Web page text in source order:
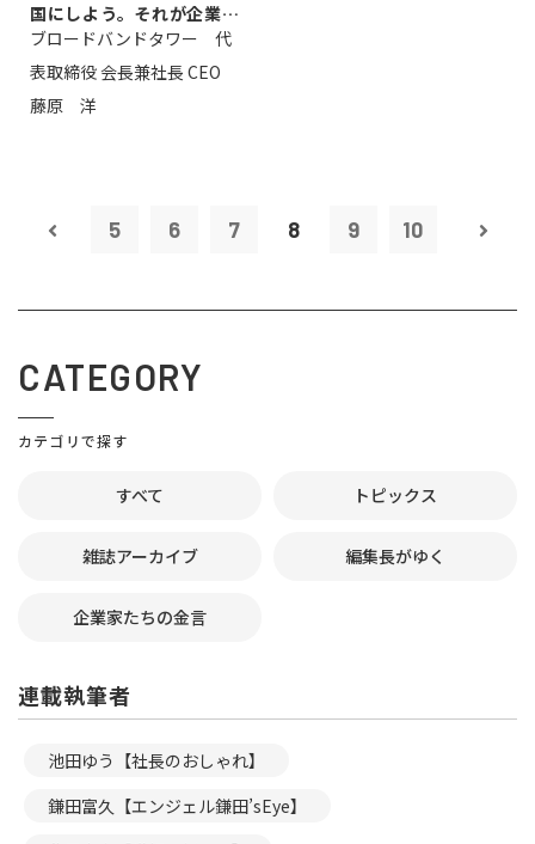
国にしよう。それが企業家
のミッション...
ブロードバンドタワー 代
表取締役 会長兼社長 CEO
藤原 洋
5 6 7 8 9 10
CATEGORY
カテゴリで探す
すべて トピックス
雑誌アーカイブ 編集長がゆく
企業家たちの金言
連載執筆者
池田ゆう【社長のおしゃれ】
鎌田富久【エンジェル鎌田’sEye】